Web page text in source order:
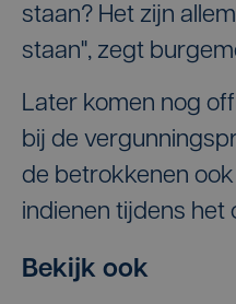
staan? Het zijn
staan", zegt
Later komen nog
bij de
de betrokkenen
indienen tijdens het
Bekijk ook